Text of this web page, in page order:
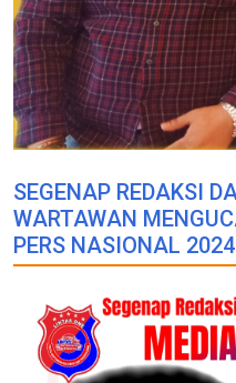
SEGENAP REDAKSI
WARTAWAN
PERS NASIONAL 2024